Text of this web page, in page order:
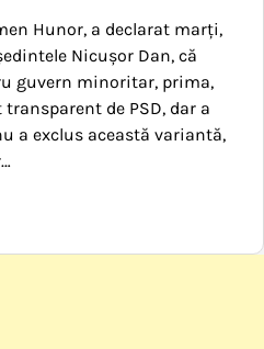
Hunor, a declarat marţi,
Nicuşor Dan, că
guvern minoritar, prima,
transparent de PSD, dar a
a exclus această variantă,